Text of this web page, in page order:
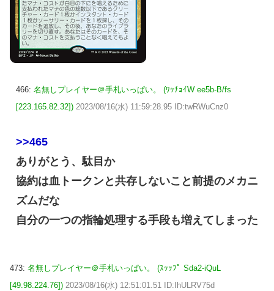
466: 名無しプレイヤー＠手札いっぱい。 (ﾜｯﾁｮｲW ee5b-B/fs
[223.165.82.32]) 2023/08/16(水) 11:59:28.95 ID:twRWuCnz0
>>465
ありがとう、駄目か
協約は血トークンと共存しないこと前提のメカニ
ズムだな
自分の一つの指輪処理する手段も増えてしまった
473: 名無しプレイヤー＠手札いっぱい。 (ｽｯｯﾌﾟ Sda2-iQuL
[49.98.224.76]) 2023/08/16(水) 12:51:01.51 ID:IhULRV75d